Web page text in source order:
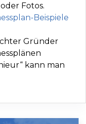
Fotos.
Beispiele
Gründer
kann man